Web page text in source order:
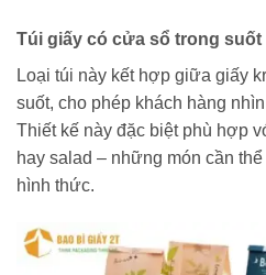
Túi giấy có cửa sổ trong suốt
Loại túi này kết hợp giữa giấy
suốt, cho phép khách hàng
Thiết kế này đặc biệt phù hợp
hay salad – những món cần
hình thức.